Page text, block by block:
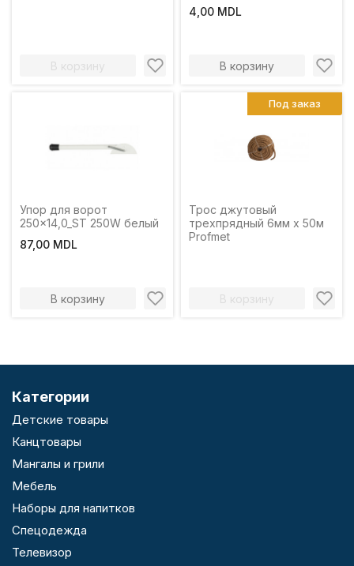
В корзину
4,00 MDL
В корзину
Упор для ворот
250x14,0_ST 250W белый
87,00 MDL
В корзину
Трос джутовый
трехпрядный 6мм x 50м
Profmet
В корзину
Под заказ
Категории
Детские товары
Канцтовары
Мангалы и грили
Мебель
Наборы для напитков
Спецодежда
Телевизор